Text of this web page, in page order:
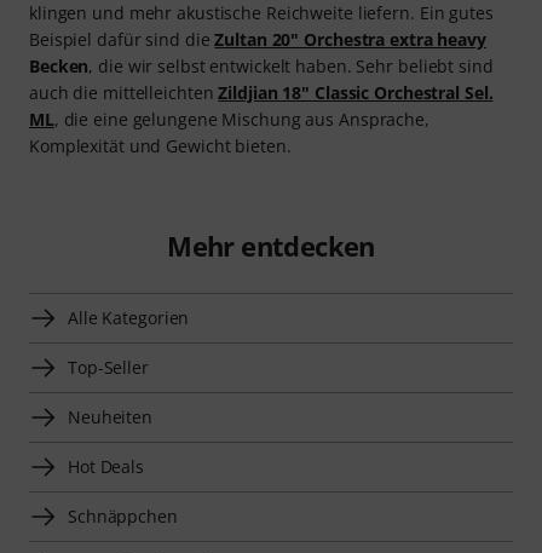
klingen und mehr akustische Reichweite liefern. Ein gutes
Beispiel dafür sind dieZultan 20" Orchestra extra heavy
Becken, die wir selbst entwickelt haben. Sehr beliebt sind
auch die mittelleichtenZildjian 18" Classic Orchestral Sel.
ML, die eine gelungene Mischung aus Ansprache,
Komplexität und Gewicht bieten.
Mehr entdecken
Alle Kategorien
Top-Seller
Neuheiten
Hot Deals
Schnäppchen